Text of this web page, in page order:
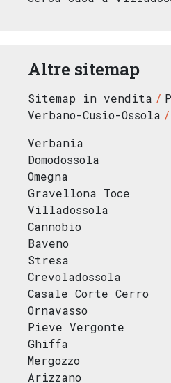
Altre sitemap
Sitemap in vendita
Verbano-Cusio-Ossola
Verbania
Domodossola
Omegna
Gravellona Toce
Villadossola
Cannobio
Baveno
Stresa
Crevoladossola
Casale Corte Cerro
Ornavasso
Pieve Vergonte
Ghiffa
Mergozzo
Arizzano